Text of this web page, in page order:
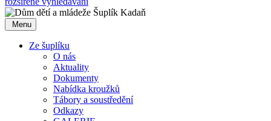
Menu
Ze šuplíku
O nás
Aktuality
Dokumenty
Nabídka kroužků
Tábory a soustředění
Odkazy